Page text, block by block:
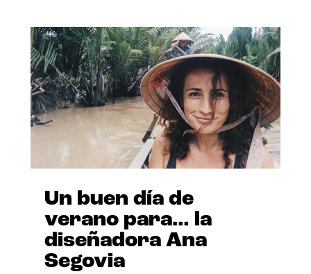
Un buen día de
verano para… la
diseñadora Ana
Segovia